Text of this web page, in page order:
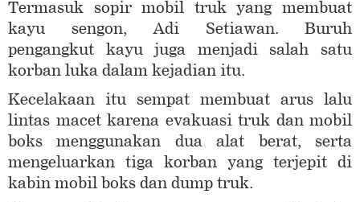
Termasuk sopir mobil truk yang membuat
kayu sengon, Adi Setiawan. Buruh
pengangkut kayu juga menjadi salah satu
korban luka dalam kejadian itu.
Kecelakaan itu sempat membuat arus lalu
lintas macet karena evakuasi truk dan mobil
boks menggunakan dua alat berat, serta
mengeluarkan tiga korban yang terjepit di
kabin mobil boks dan dump truk.